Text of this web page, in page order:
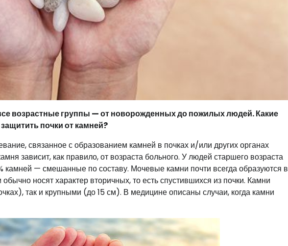
возрастные группы — от новорожденных до пожилых людей. Какие
почки от камней?
связанное с образованием камней в почках и/или других органах
зависит, как правило, от возраста больного. У людей старшего возраста
— смешанные по составу. Мочевые камни почти всегда образуются в
носят характер вторичных, то есть спустившихся из почки. Камни
так и крупными (до 15 см). В медицине описаны случаи, когда камни